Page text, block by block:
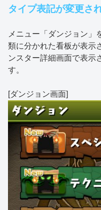
タイプ表記が変更さ
メニュー「ダンジョン」
類に分かれた看板が表示
ンスター詳細画面で表示
す。
[ダンジョン画面]